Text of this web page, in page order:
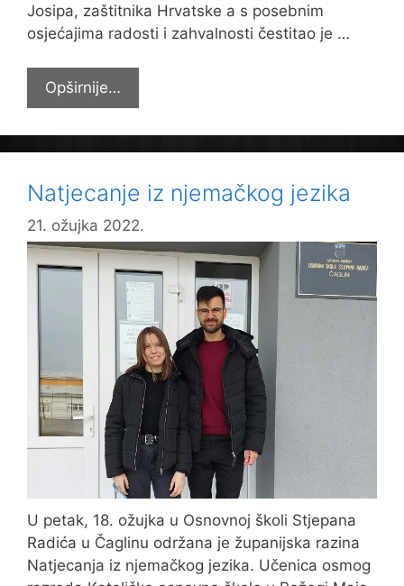
Josipa, zaštitnika Hrvatske a s posebnim
osjećajima radosti i zahvalnosti čestitao je …
Opširnije…
sv.
Josipa
–
Katoličke
osnovne
škole
u
Požegi
Natjecanje iz njemačkog jezika
21. ožujka 2022.
U petak, 18. ožujka u Osnovnoj školi Stjepana
Radića u Čaglinu održana je županijska razina
Natjecanja iz njemačkog jezika. Učenica osmog